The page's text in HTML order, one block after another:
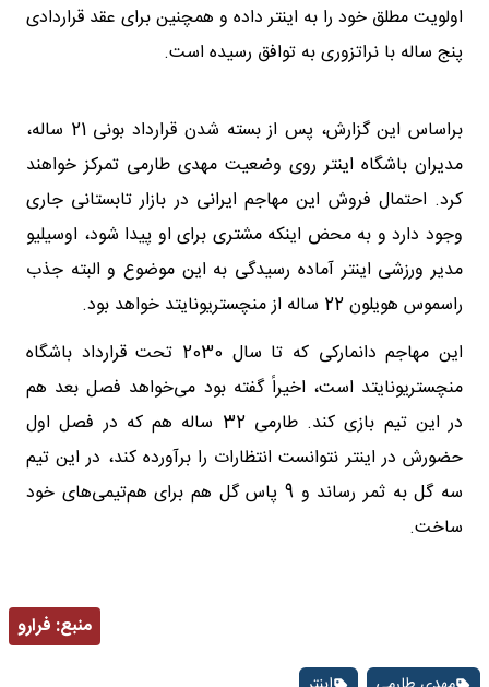
اولویت مطلق خود را به اینتر داده و همچنین برای عقد قراردادی
پنج ساله با نراتزوری به توافق رسیده است.
براساس این گزارش، پس از بسته شدن قرارداد بونی 21 ساله،
مدیران باشگاه اینتر روی وضعیت مهدی طارمی تمرکز خواهند
کرد. احتمال فروش این مهاجم ایرانی در بازار تابستانی جاری
وجود دارد و به محض اینکه مشتری برای او پیدا شود، اوسیلیو
مدیر ورزشی اینتر آماده رسیدگی به این موضوع و البته جذب
راسموس هویلون 22 ساله از منچستریونایتد خواهد بود.
این مهاجم دانمارکی که تا سال 2030 تحت‌ قرارداد باشگاه
منچستریونایتد است، اخیراً گفته بود می‌خواهد فصل بعد هم
در این تیم بازی کند. طارمی 32 ساله هم که در فصل اول
حضورش در اینتر نتوانست انتظارات را برآورده کند، در این تیم
سه گل به ثمر رساند و 9 پاس گل هم برای هم‌تیمی‌های خود
ساخت.
منبع: فرارو